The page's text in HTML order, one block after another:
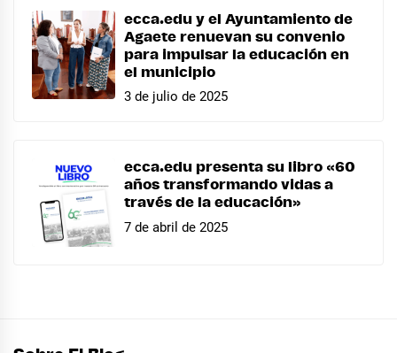
ecca.edu y el Ayuntamiento de
Agaete renuevan su convenio
para impulsar la educación en
el municipio
3 de julio de 2025
ecca.edu presenta su libro «60
años transformando vidas a
través de la educación»
7 de abril de 2025